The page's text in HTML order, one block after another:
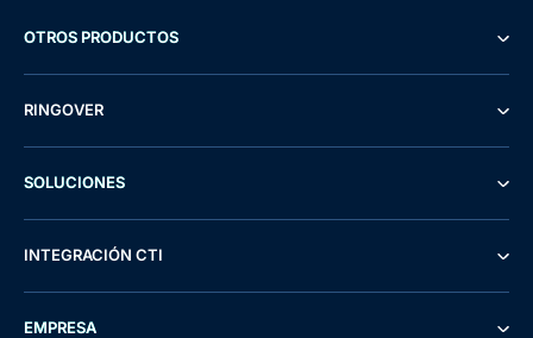
OTROS PRODUCTOS
RINGOVER
SOLUCIONES
INTEGRACIÓN CTI
EMPRESA